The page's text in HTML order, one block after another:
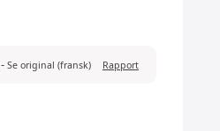
- Se original (fransk) Rapport